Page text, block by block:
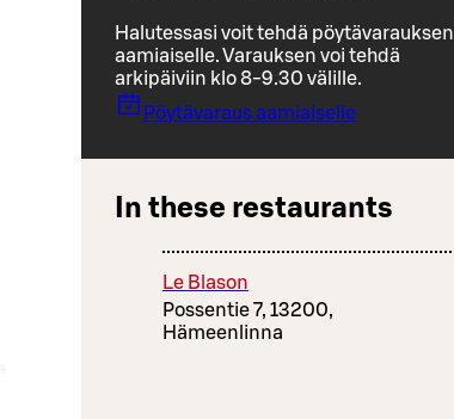
Halutessasi voit tehdä pöytävarauksen
aamiaiselle. Varauksen voi tehdä
arkipäiviin klo 8-9.30 välille.
Pöytävaraus aamiaiselle
In these restaurants
Le Blason
Possentie 7, 13200,
Hämeenlinna